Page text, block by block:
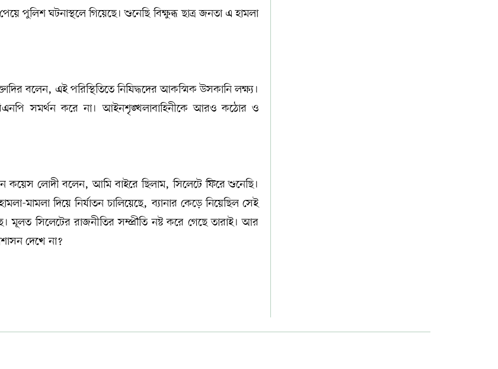
পুলিশ ঘটনাস্থলে গিয়েছে। শুনেছি বিক্ষুব্ধ ছাত্র জনতা এ হামলা
বলেন, এই পরিস্থিতিতে নিষিদ্ধদের আকস্মিক উসকানি লক্ষ্য।
সমর্থন করে না। আইনশৃঙ্খলাবাহিনীকে আরও কঠোর ও
কয়েস লোদী বলেন, আমি বাইরে ছিলাম, সিলেটে ফিরে শুনেছি।
মামলা দিয়ে নির্যাতন চালিয়েছে, ব্যানার কেড়ে নিয়েছিল সেই
মূলত সিলেটের রাজনীতির সম্প্রীতি নষ্ট করে গেছে তারাই। আর
দেখে না?